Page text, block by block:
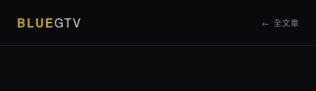
BLUEGTV ← 全文章